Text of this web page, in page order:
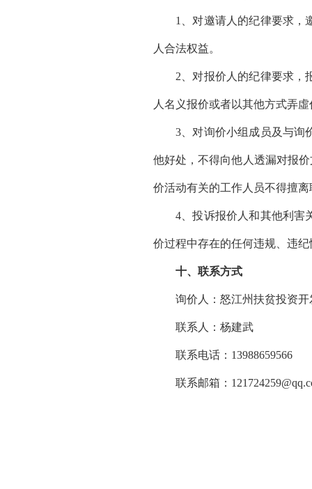
1、对邀请人的纪律要求，
人合法权益。
2、对报价人的纪律要求，
人名义报价或者以其他方式弄
3、对询价小组成员及与询
他好处，不得向他人透漏对报
价活动有关的工作人员不得擅
4、投诉报价人和其他利害
价过程中存在的任何违规、违
十、联系方式
询价人：怒江州扶贫投资
联系人：杨建武
联系电话： 13988659566
联系邮箱：